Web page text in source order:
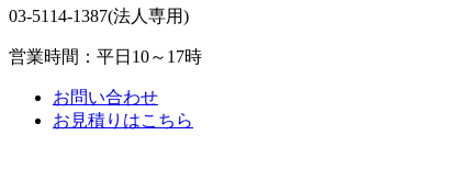
03-5114-1387(法人専用)
営業時間：平日10～17時
お問い合わせ
お見積りはこちら